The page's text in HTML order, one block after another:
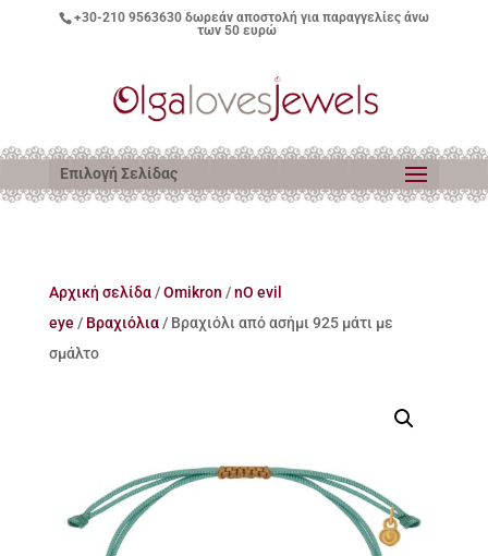
+30-210 9563630δωρεάν αποστολή για παραγγελίες άνω
των 50 ευρώ
Επιλογή Σελίδας
Αρχική σελίδα/Omikron /nO evil
eye / Βραχιόλια/ Βραχιόλι από ασήμι 925 μάτι με
σμάλτο